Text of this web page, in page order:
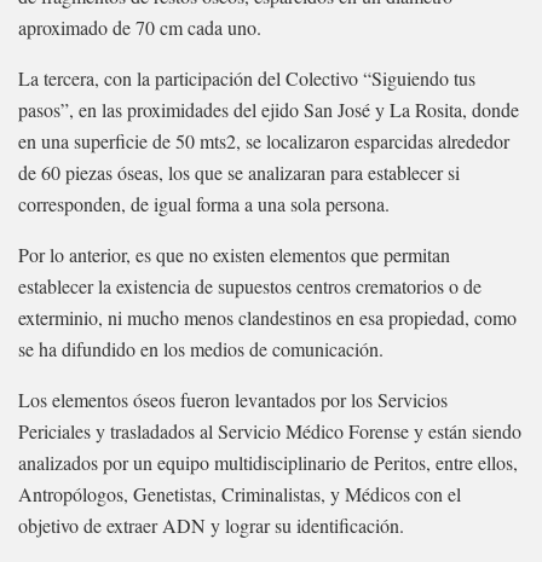
aproximado de 70 cm cada uno.
La tercera, con la participación del Colectivo “Siguiendo tus
pasos”, en las proximidades del ejido San José y La Rosita, donde
en una superficie de 50 mts2, se localizaron esparcidas alrededor
de 60 piezas óseas, los que se analizaran para establecer si
corresponden, de igual forma a una sola persona.
Por lo anterior, es que no existen elementos que permitan
establecer la existencia de supuestos centros crematorios o de
exterminio, ni mucho menos clandestinos en esa propiedad, como
se ha difundido en los medios de comunicación.
Los elementos óseos fueron levantados por los Servicios
Periciales y trasladados al Servicio Médico Forense y están siendo
analizados por un equipo multidisciplinario de Peritos, entre ellos,
Antropólogos, Genetistas, Criminalistas, y Médicos con el
objetivo de extraer ADN y lograr su identificación.